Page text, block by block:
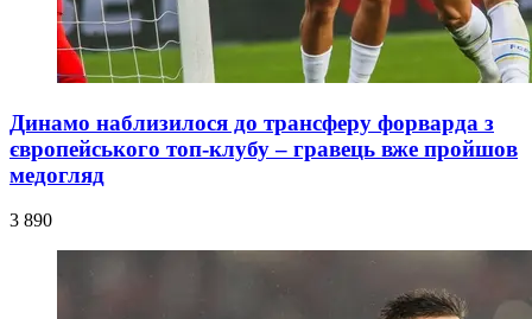
Динамо наблизилося до трансферу форварда з
європейського топ-клубу – гравець вже пройшов
медогляд
3 890